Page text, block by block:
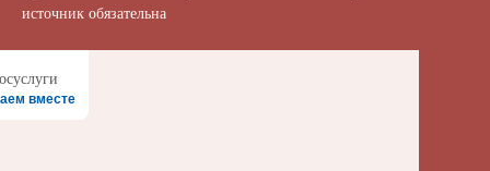
источник обязательна
вместе